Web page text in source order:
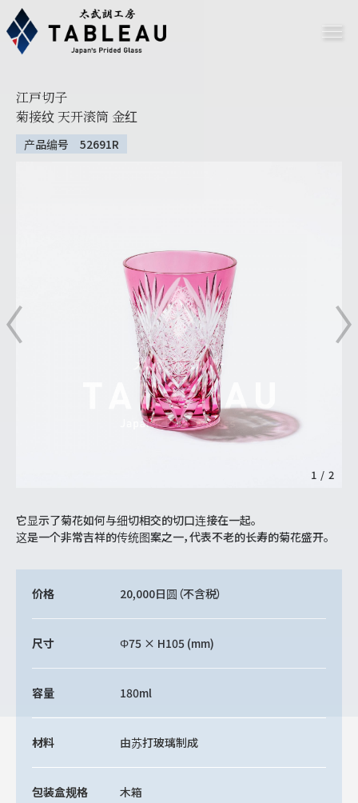
江戸切子
菊接纹 天开滚筒 金红
产品编号 52691R
1 / 2
它显示了菊花如何与细切相交的切口连接在一起。
这是一个非常吉祥的传统图案之一，代表不老的长寿的菊花盛开。
价格 20,000日圆 （不含税）
尺寸 Φ75 × H105 (mm)
容量 180ml
材料 由苏打玻璃制成
包装盒规格 木箱